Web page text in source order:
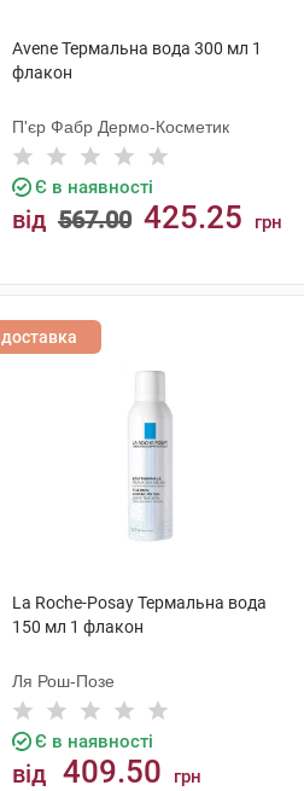
Avene Термальна вода 300 мл 1
флакон
П'єр Фабр Дермо-Косметик
Є в наявності
від 567.00 425.25 грн
доставка
La Roche-Posay Термальна вода
150 мл 1 флакон
Ля Рош-Позе
Є в наявності
від 409.50 грн